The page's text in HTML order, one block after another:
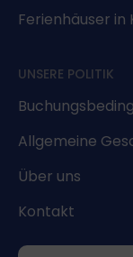
Ferienhäuser in
UNSERE POLITIK
Allgemeine
Über uns
Kontakt